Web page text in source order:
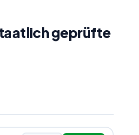
geprüfte